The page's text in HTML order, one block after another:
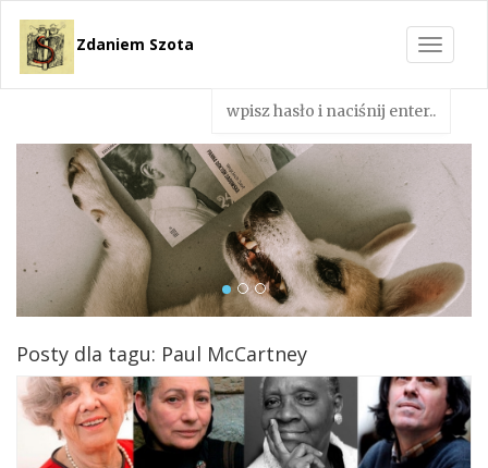
Toggle
Zdaniem Szota
Posty dla tagu: Paul McCartney